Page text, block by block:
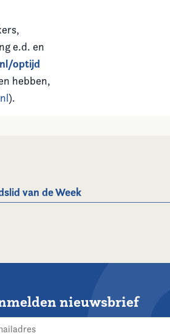
e.d. en
optijd
hebben,
).
van de Week
nieuwsbrief